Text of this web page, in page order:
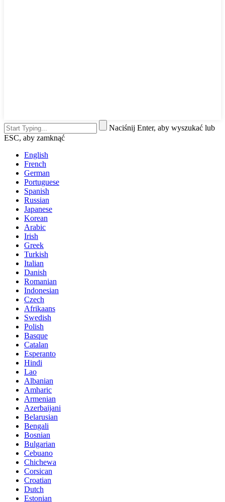
Naciśnij Enter, aby wyszukać lub
ESC, aby zamknąć
English
French
German
Portuguese
Spanish
Russian
Japanese
Korean
Arabic
Irish
Greek
Turkish
Italian
Danish
Romanian
Indonesian
Czech
Afrikaans
Swedish
Polish
Basque
Catalan
Esperanto
Hindi
Lao
Albanian
Amharic
Armenian
Azerbaijani
Belarusian
Bengali
Bosnian
Bulgarian
Cebuano
Chichewa
Corsican
Croatian
Dutch
Estonian